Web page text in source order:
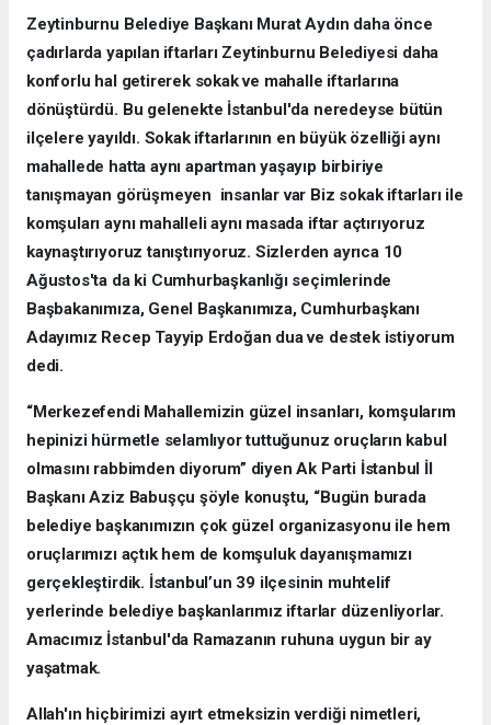
Zeytinburnu Belediye Başkanı Murat Aydın daha önce
çadırlarda yapılan iftarları Zeytinburnu Belediyesi daha
konforlu hal getirerek sokak ve mahalle iftarlarına
dönüştürdü. Bu gelenekte İstanbul'da neredeyse bütün
ilçelere yayıldı. Sokak iftarlarının en büyük özelliği aynı
mahallede hatta aynı apartman yaşayıp birbiriye
tanışmayan görüşmeyen insanlar var Biz sokak iftarları ile
komşuları aynı mahalleli aynı masada iftar açtırıyoruz
kaynaştırıyoruz tanıştırıyoruz. Sizlerden ayrıca 10
Ağustos'ta da ki Cumhurbaşkanlığı seçimlerinde
Başbakanımıza, Genel Başkanımıza, Cumhurbaşkanı
Adayımız Recep Tayyip Erdoğan dua ve destek istiyorum
dedi.
“Merkezefendi Mahallemizin güzel insanları, komşularım
hepinizi hürmetle selamlıyor tuttuğunuz oruçların kabul
olmasını rabbimden diyorum” diyen Ak Parti İstanbul İl
Başkanı Aziz Babuşçu şöyle konuştu, “Bugün burada
belediye başkanımızın çok güzel organizasyonu ile hem
oruçlarımızı açtık hem de komşuluk dayanışmamızı
gerçekleştirdik. İstanbul’un 39 ilçesinin muhtelif
yerlerinde belediye başkanlarımız iftarlar düzenliyorlar.
Amacımız İstanbul'da Ramazanın ruhuna uygun bir ay
yaşatmak.
Allah'ın hiçbirimizi ayırt etmeksizin verdiği nimetleri,